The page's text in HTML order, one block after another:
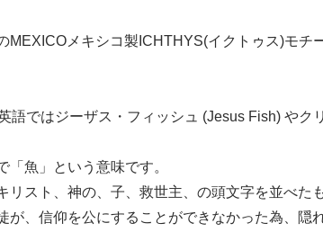
MEXICOメキシコ製ICHTHYS(イクトゥス)モ
語ではジーザス・フィッシュ (Jesus Fish) や
「魚」という意味です。
リスト、神の、子、救世主、の頭文字を並べた
が、信仰を公にすることができなかった為、隠